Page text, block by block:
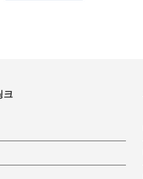
크